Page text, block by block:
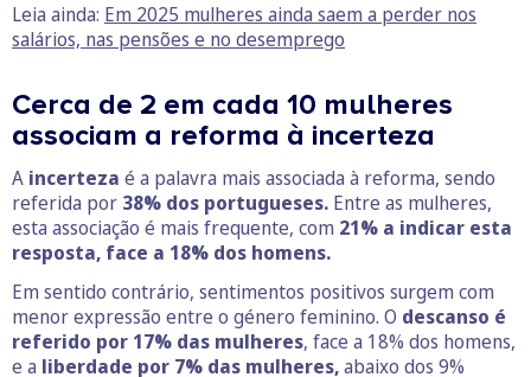
Leia ainda: Em 2025 mulheres ainda saem a perder nos
salários, nas pensões e no desemprego
Cerca de 2 em cada 10 mulheres
associam a reforma à incerteza
A incerteza é a palavra mais associada à reforma, sendo
referida por 38% dos portugueses. Entre as mulheres,
esta associação é mais frequente, com 21% a indicar esta
resposta, face a 18% dos homens.
Em sentido contrário, sentimentos positivos surgem com
menor expressão entre o género feminino. O descanso é
referido por 17% das mulheres, face a 18% dos homens,
e a liberdade por 7% das mulheres,abaixo dos 9%